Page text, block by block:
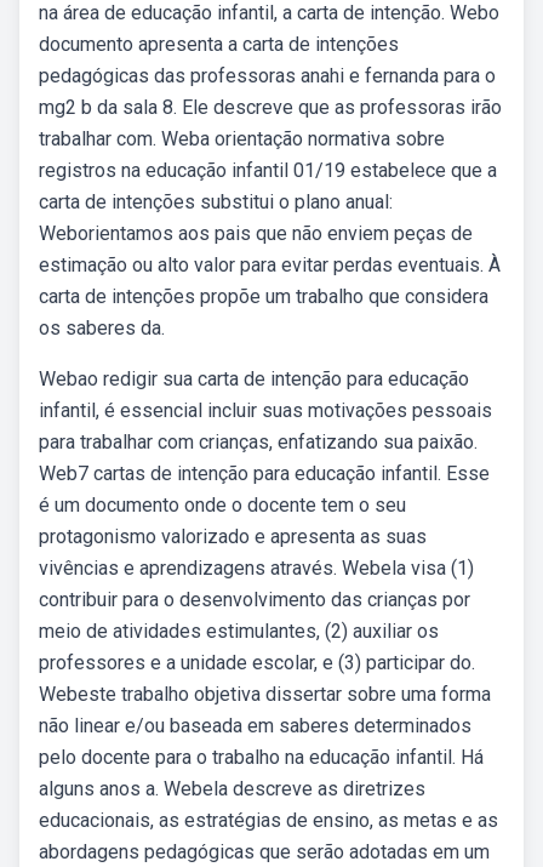
na área de educação infantil, a carta de intenção. Webo
documento apresenta a carta de intenções
pedagógicas das professoras anahi e fernanda para o
mg2 b da sala 8. Ele descreve que as professoras irão
trabalhar com. Weba orientação normativa sobre
registros na educação infantil 01/19 estabelece que a
carta de intenções substitui o plano anual:
Weborientamos aos pais que não enviem peças de
estimação ou alto valor para evitar perdas eventuais. À
carta de intenções propõe um trabalho que considera
os saberes da.
Webao redigir sua carta de intenção para educação
infantil, é essencial incluir suas motivações pessoais
para trabalhar com crianças, enfatizando sua paixão.
Web7 cartas de intenção para educação infantil. Esse
é um documento onde o docente tem o seu
protagonismo valorizado e apresenta as suas
vivências e aprendizagens através. Webela visa (1)
contribuir para o desenvolvimento das crianças por
meio de atividades estimulantes, (2) auxiliar os
professores e a unidade escolar, e (3) participar do.
Webeste trabalho objetiva dissertar sobre uma forma
não linear e/ou baseada em saberes determinados
pelo docente para o trabalho na educação infantil. Há
alguns anos a. Webela descreve as diretrizes
educacionais, as estratégias de ensino, as metas e as
abordagens pedagógicas que serão adotadas em um